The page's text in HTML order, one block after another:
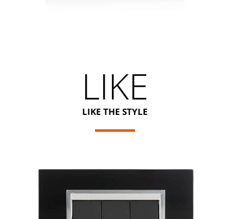
LIKE
LIKE THE STYLE